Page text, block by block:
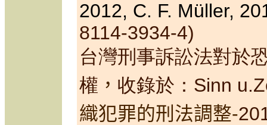
2012, C. F. Müller,
8114-3934-4)
台灣刑事訴訟法對於
權 ， 收錄於： Sinn
織犯罪的刑法調整-